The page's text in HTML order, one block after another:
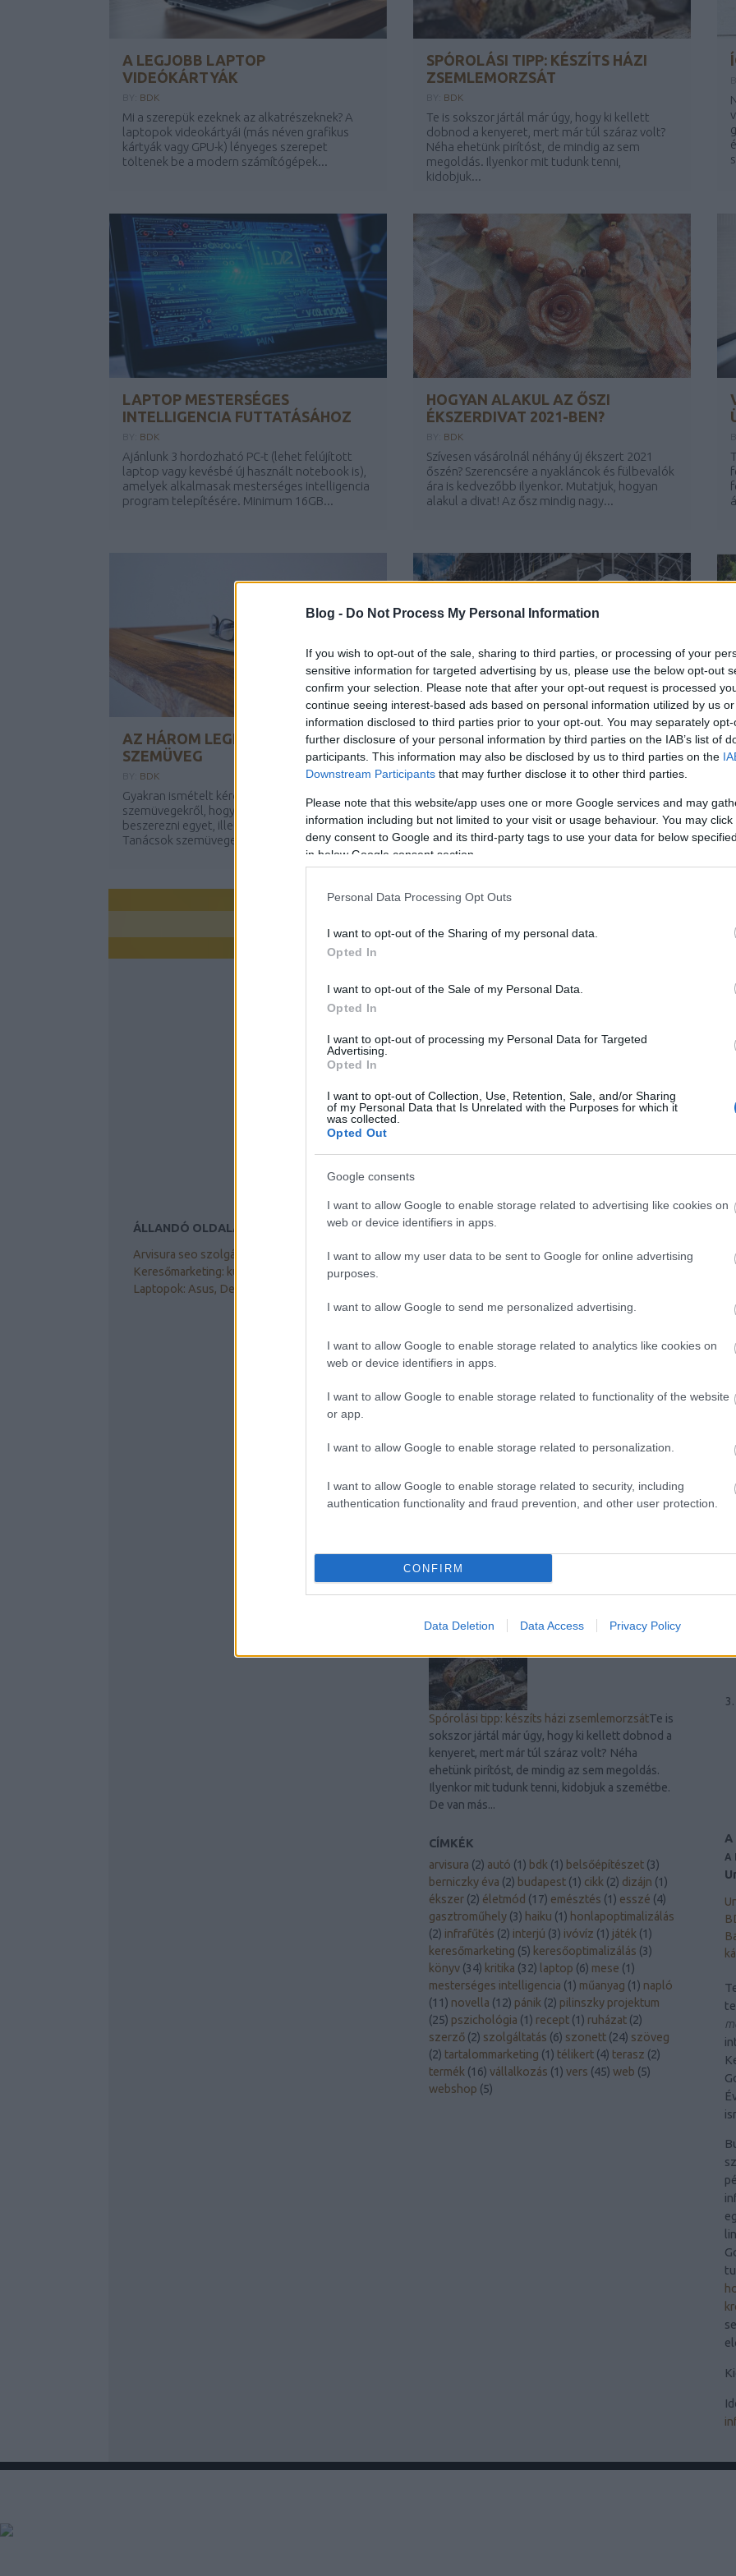
Blog - Do Not Process My Personal Information
If you wish to opt-out of the sale, sharing to third parties, or processing of your
sensitive information for targeted advertising by us, please use the below opt-out
confirm your selection. Please note that after your opt-out request is processed
continue seeing interest-based ads based on personal information utilized by us
information disclosed to third parties prior to your opt-out. You may separately
further disclosure of your personal information by third parties on the IAB’s list of
participants. This information may also be disclosed by us to third parties on the
Downstream Participants that may further disclose it to other third parties.
Please note that this website/app uses one or more Google services and may
information including but not limited to your visit or usage behaviour. You may
deny consent to Google and its third-party tags to use your data for below
in below Google consent section.
Personal Data Processing Opt Outs
I want to opt-out of the Sharing of my personal data.
Opted In
I want to opt-out of the Sale of my Personal Data.
Opted In
I want to opt-out of processing my Personal Data for Targeted
Advertising.
Opted In
I want to opt-out of Collection, Use, Retention, Sale, and/or Sharing
of my Personal Data that Is Unrelated with the Purposes for which it
was collected.
Opted Out
Google consents
I want to allow Google to enable storage related to advertising like cookies on
web or device identifiers in apps.
I want to allow my user data to be sent to Google for online advertising
purposes.
I want to allow Google to send me personalized advertising.
I want to allow Google to enable storage related to analytics like cookies on
web or device identifiers in apps.
I want to allow Google to enable storage related to functionality of the website
or app.
I want to allow Google to enable storage related to personalization.
I want to allow Google to enable storage related to security, including
authentication functionality and fraud prevention, and other user protection.
CONFIRM
Data Deletion Data Access Privacy Policy
A LEGJOBB LAPTOP
VIDEÓKÁRTYÁK
BDK
Mi a szerepük ezeknek az alkatrészeknek? A
laptopok videokártyái (más néven grafikus
kártyák vagy GPU-k) lényeges szerepet
töltenek be a modern számítógépek...
SPÓROLÁSI TIPP: KÉSZÍTS HÁZI
ZSEMLEMORZSÁT
BDK
Te is sokszor jártál már úgy, hogy ki kellett
dobnod a kenyeret, mert már túl száraz volt?
Néha ehetünk pirítóst, de mindig az sem
megoldás. Ilyenkor mit tudunk tenni,
kidobjuk...
LAPTOP MESTERSÉGES
INTELLIGENCIA FUTTATÁSÁHOZ
BDK
Ajánlunk 3 hordozható PC-t (lehet felújított
laptop vagy kevésbé új használt notebook is),
amelyek alkalmasak mesterséges intelligencia
program telepítésére. Minimum 16GB...
HOGYAN ALAKUL AZ ŐSZI
ÉKSZERDIVAT 2021-BEN?
BDK
Szívesen vásárolnál néhány új ékszert 2021
őszén? Szerencsére a nyakláncok és fülbevalók
ára is kedvezőbb ilyenkor. Mutatjuk, hogyan
alakul a divat! Az ősz mindig nagy...
AZ HÁROM LEGHASZNOSABB
SZEMÜVEG
BDK
Gyakran ismételt kérdések a kék fényszűrős
szemüvegekről, hogy vajon kinek érdemes
beszerezni egyet, illetve mire is jók egyáltalán?
Tanácsok szemüveges...
MELYEK A LEGBIZTONSÁGOSABB
ÁLLVÁNYOK SZERSZÁM
WEBSHOPBÓL?
Az alábbiakban többek között azzal
foglalkozunk, melyek a legbiztonságosabb
állványok szerszám webshopból vásárolva...
ÁLLANDÓ OLDALAK
Arvisura seo szolgáltatás, tanácsadás
Keresőmarketing: kútvíz fertőtlenítés
Laptopok: Asus, Dell akku töltő
A LEGÚJABB BEJEGYZÉSEK
A posztmodern bűvészdobozBalla D Károj
rejt, addig a...
Sült csirkecombos tésztaA csirkés ételek
szeretik és egyben egészséges ételnek is
számít. Egy idő után azonban unalmassá tud
hogy ne legyen...
videokártyái (más néven grafikus kártyák vagy
GPU-k) lényeges szerepet töltenek be a
modern számítógépek teljesítményében. Ezek
Spórolási tipp: készíts házi zsemlemorzsátTe is
sokszor jártál már úgy, hogy ki kellett dobnod a
kenyeret, mert már túl száraz volt? Néha
ehetünk pirítóst, de mindig az sem megoldás.
Ilyenkor mit tudunk tenni, kidobjuk a szemétbe.
De van más...
CÍMKÉK
arvisura (2) autó (1) bdk (1) belsőépítészet (3)
berniczky éva (2) budapest (1) cikk (2) dizájn (1)
ékszer (2) életmód (17) emésztés (1) esszé (4)
gasztroműhely (3) haiku (1) honlapoptimalizálás
(2) infrafűtés (2) interjú (3) ivóvíz (1) játék (1)
keresőmarketing (5) keresőoptimalizálás (3)
könyv (34) kritika (32) laptop (6) mese (1)
mesterséges intelligencia (1) műanyag (1) napló
(11) novella (12) pánik (2) pilinszky projektum
(25) pszichológia (1) recept (1) ruházat (2)
szerző (2) szolgáltatás (6) szonett (24) szöveg
(2) tartalommarketing (1) télikert (4) terasz (2)
termék (16) vállalkozás (1) vers (45) web (5)
webshop (5)
A
A